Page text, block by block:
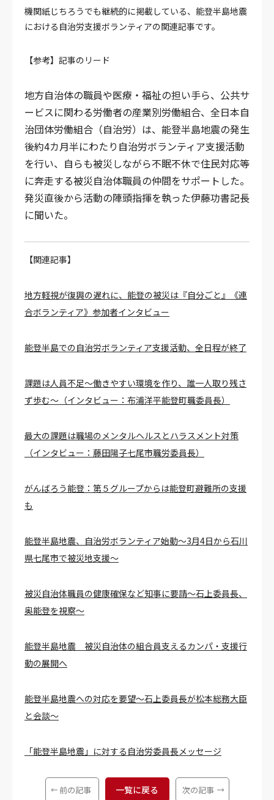
機関紙じちろうでも継続的に掲載している、能登半島地震
における自治労支援ボランティアの関連記事です。
【参考】記事のリード
地方自治体の職員や医療・福祉の担い手ら、公共サ
ービスに関わる労働者の産業別労働組合、全日本自
治団体労働組合（自治労）は、能登半島地震の発生
後約4カ月半にわたり自治労ボランティア支援活動
を行い、自らも被災しながら不眠不休で住民対応等
に奔走する被災自治体職員の仲間をサポートした。
発災直後から活動の陣頭指揮を執った伊藤功書記長
に聞いた。
【関連記事】
地方軽視が復興の遅れに、能登の被災は『自分ごと』《連
合ボランティア》参加者インタビュー
能登半島での自治労ボランティア支援活動、全日程が終了
課題は人員不足～働きやすい環境を作り、誰一人取り残さ
ず歩む～（インタビュー：布浦洋平能登町職委員長）
最大の課題は職場のメンタルヘルスとハラスメント対策
（インタビュー：藤田陽子七尾市職労委員長）
がんばろう能登：第５グループからは能登町避難所の支援
も
能登半島地震、自治労ボランティア始動～3月4日から石川
県七尾市で被災地支援～
被災自治体職員の健康確保など知事に要請～石上委員長、
奥能登を視察～
能登半島地震 被災自治体の組合員支えるカンパ・支援行
動の展開へ
能登半島地震への対応を要望～石上委員長が松本総務大臣
と会談～
「能登半島地震」に対する自治労委員長メッセージ
前の記事 一覧に戻る 次の記事